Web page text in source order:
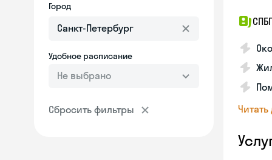
Город
Удобное расписание
Не выбрано
Сбросить фильтры